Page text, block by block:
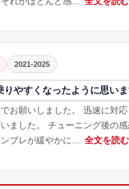
2021-2025
りやすくなったように思い
お願いしました。 迅速に対
ました。 チューニング後の
ブレが緩やかに…
全文を読